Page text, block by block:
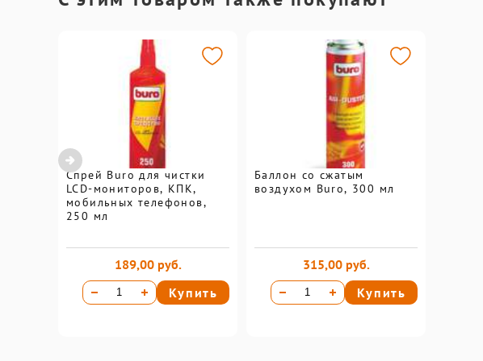
Спрей Buro для чистки
LCD-мониторов, КПК,
мобильных телефонов,
250 мл
189,00 руб.
Купить
Баллон со сжатым
воздухом Buro, 300 мл
315,00 руб.
Купить